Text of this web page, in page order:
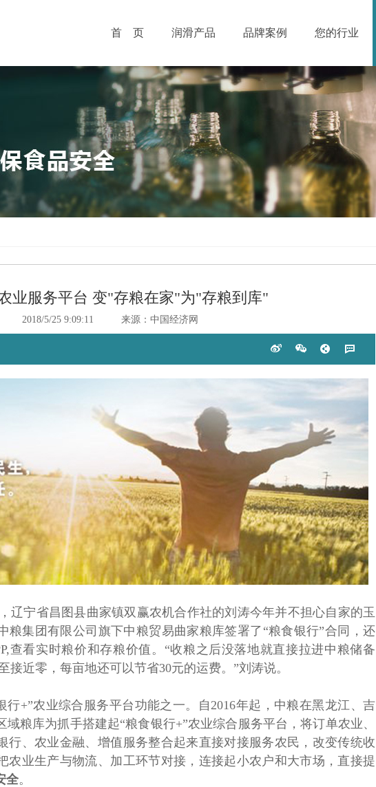
首 页 润滑产品 品牌案例 您的行业
业服务平台 变"存粮在家"为"存粮到库"
2018/5/25 9:09:11 来源：中国经济网
宁省昌图县曲家镇双赢农机合作社的刘涛今年并不担心自家的玉
粮集团有限公司旗下中粮贸易曲家粮库签署了“粮食银行”合同，还
查看实时粮价和存粮价值。“收粮之后没落地就直接拉进中粮储备
接近零，每亩地还可以节省30元的运费。”刘涛说。
行+”农业综合服务平台功能之一。自2016年起，中粮在黑龙江、吉
粮库为抓手搭建起“粮食银行+”农业综合服务平台，将订单农业、
行、农业金融、增值服务整合起来直接对接服务农民，改变传统收
农业生产与物流、加工环节对接，连接起小农户和大市场，直接提
全。